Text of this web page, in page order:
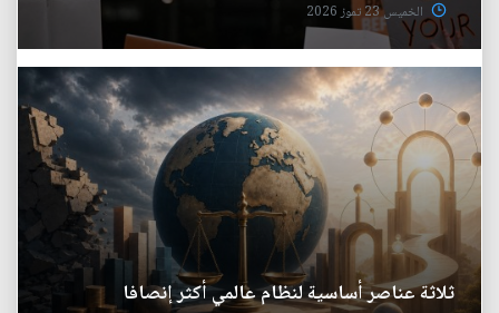
الخميس 23 تموز 2026
ثلاثة عناصر أساسية لنظام عالمي أكثر إنصافا